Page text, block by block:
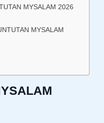
MYSALAM 2026
MYSALAM